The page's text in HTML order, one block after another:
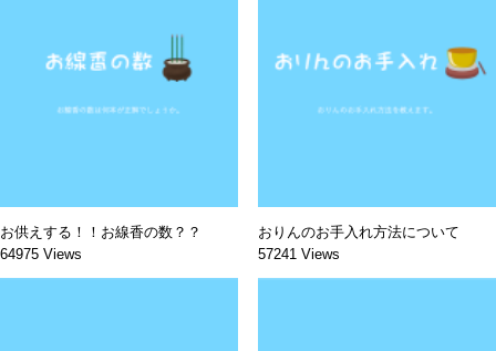
お供えする！！お線香の数？？
64975 Views
おりんのお手入れ方法について
57241 Views